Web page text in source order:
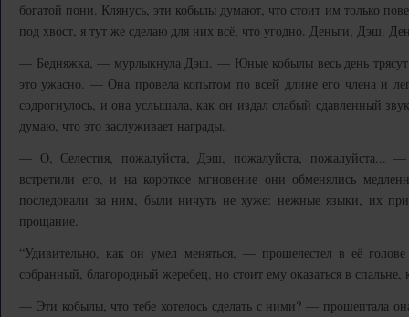
богатой пони. Клянусь, эти кобылы думают, что стоит им только
под хвост, я тут же сделаю для них всё, что угодно. Деньги, Дэш.
— Бедняжка, — мурлыкнула Дэш. — Юные кобылы весь день трясут
это ужасно. — Она провела копытом по всей длине его члена и
содрогнулось, и она услышала, как он издал слабый сдавленный
думаю, что это заслуживает награды.
— О, Селестия, пожалуйста, Дэш, пожалуйста, пожалуйста...
встретили его, и на короткое мгновение они обменялись
последовали за ним, были ничуть не хуже: нежные языки, их
прощание.
“Удивительно, как он умел меняться, — прошелестел в её
собранный, благородный жеребец, но стоит ему оказаться в спальне,
— Эти кобылы, что тебе хотелось сделать с ними? — прошептала